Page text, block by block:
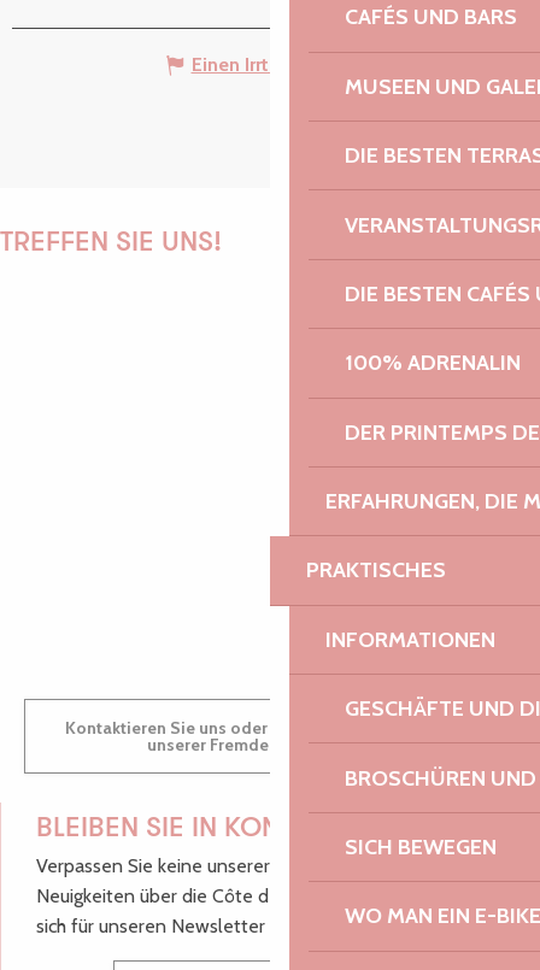
CAFÉS UND BARS
MUSEEN UND
DIE BESTEN
DIE BESTEN
100% ADRENALIN
DER PRINTEMPS
ERFAHRUNGEN, DIE
PRAKTISCHES
INFORMATIONEN
GESCHÄFTE UND
BROSCHÜREN
SICH BEWEGEN
WO MAN EIN E-
Einen Irrtum angeben
TREFFEN SIE UNS!
PAULINE
GWENAËLLE
Kontaktieren Sie uns oder besuchen Sie uns in einem
unserer Fremdenverkehrsbüros.
BLEIBEN SIE IN KONTAKT!
Verpassen Sie keine unserer guten Tipps und
Neuigkeiten über die Côte de Granit Rose, melden Sie
sich für unseren Newsletter an.